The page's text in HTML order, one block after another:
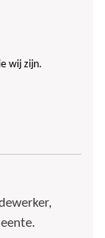
wij zijn.